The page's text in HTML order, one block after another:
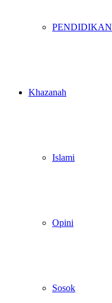
PENDIDIKAN
Khazanah
Islami
Opini
Sosok